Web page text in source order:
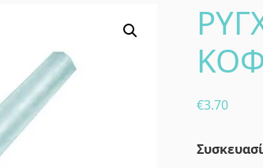
€3.70